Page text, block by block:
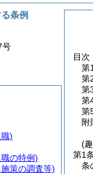
目次
第
第
第
第
第
附
(
第1
条
条例
号
)
の特例)
策の調査等)